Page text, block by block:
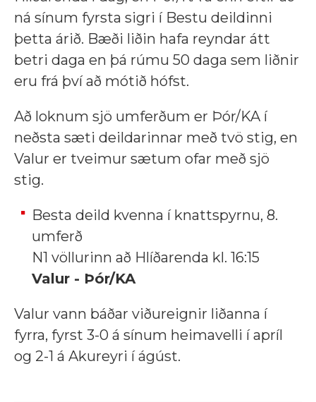
ná sínum fyrsta sigri í Bestu deildinni
þetta árið. Bæði liðin hafa reyndar átt
betri daga en þá rúmu 50 daga sem liðnir
eru frá því að mótið hófst.
Að loknum sjö umferðum er Þór/KA í
neðsta sæti deildarinnar með tvö stig, en
Valur er tveimur sætum ofar með sjö
stig.
Besta deild kvenna í knattspyrnu, 8.
umferð
N1 völlurinn að Hlíðarenda kl. 16:15
Valur - Þór/KA
Valur vann báðar viðureignir liðanna í
fyrra, fyrst 3-0 á sínum heimavelli í apríl
og 2-1 á Akureyri í ágúst.